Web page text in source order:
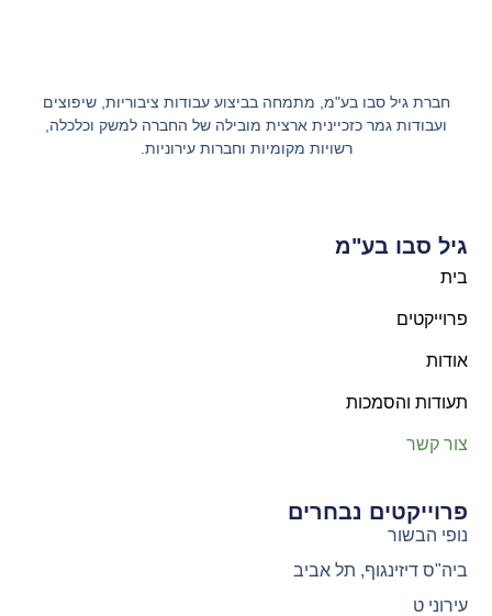
חברת גיל סבו בע"מ, מתמחה בביצוע עבודות ציבוריות, שיפוצים
ועבודות גמר כזכיינית ארצית מובילה של החברה למשק וכלכלה,
רשויות מקומיות וחברות עירוניות.
פרוייקטים נבחרים
נופי הבשור
ביה"ס דיזינגוף, תל אביב
עירוני ט
גיל סבו בע"מ
בית
פרוייקטים
אודות
תעודות והסמכות
צור קשר